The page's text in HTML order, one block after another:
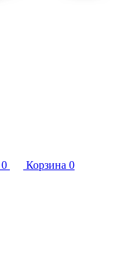
0 Корзина 0